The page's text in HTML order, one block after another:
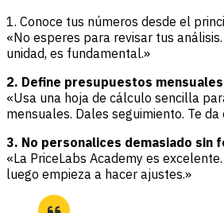
1. Conoce tus números desde el
«No esperes para revisar tus
unidad, es fundamental.»
2. Define presupuestos mensuales
«Usa una hoja de cálculo sencilla
mensuales. Dales seguimiento. Te da
3. No personalices demasiado sin
«La PriceLabs Academy es
luego empieza a hacer ajustes.»